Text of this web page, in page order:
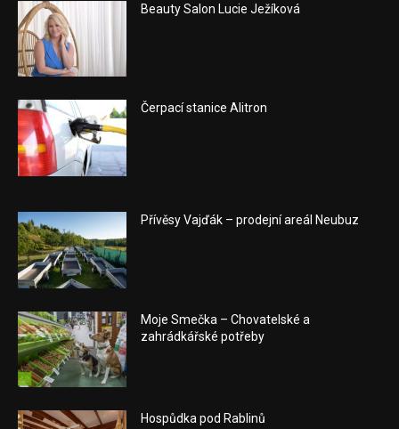
Beauty Salon Lucie Ježíková
Čerpací stanice Alitron
Přívěsy Vajďák – prodejní areál Neubuz
Moje Smečka – Chovatelské a
zahrádkářské potřeby
Hospůdka pod Rablinů